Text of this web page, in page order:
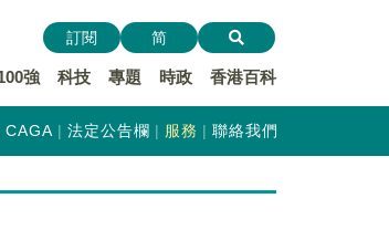
強 科技 專題 時政 香港百科
訂閱 简
CAGA 法定公告欄 服務 聯絡我們